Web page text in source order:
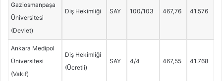
Gaziosmanpaşa
Üniversitesi
(Devlet)
Diş Hekimliği SAY 100/103 467,76 41.576
Ankara Medipol
Üniversitesi
(Vakıf)
Diş Hekimliği
(Ücretli)
SAY 4/4 467,55 41.768